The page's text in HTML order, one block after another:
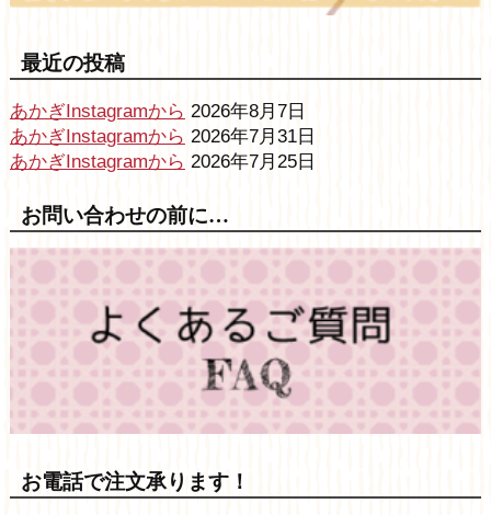
最近の投稿
あかぎInstagramから 2026年8月7日
あかぎInstagramから 2026年7月31日
あかぎInstagramから 2026年7月25日
お問い合わせの前に…
お電話で注文承ります！